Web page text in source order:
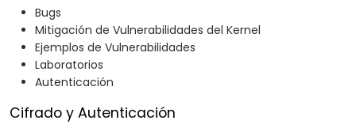
Bugs
Mitigación de Vulnerabilidades del Kernel
Ejemplos de Vulnerabilidades
Laboratorios
Autenticación
Cifrado y Autenticación